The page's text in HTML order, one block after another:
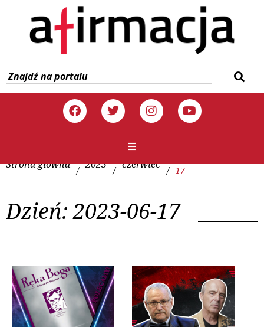
Strona główna / 2023 / czerwiec / 17
Dzień:2023-06-17